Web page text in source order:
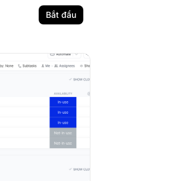
Bắt đầu